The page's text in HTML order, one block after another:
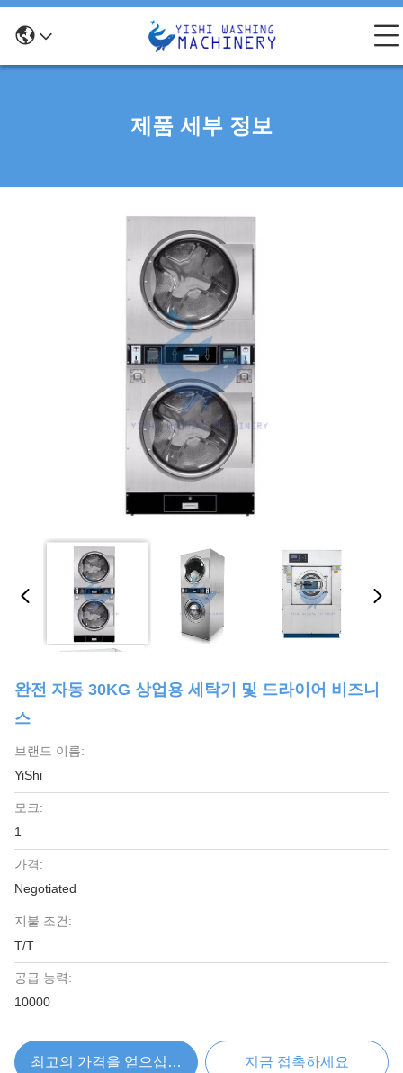
제품 세부 정보
완전 자동 30KG 상업용 세탁기 및 드라이어 비즈니
스
브랜드 이름:
YiShi
모크:
1
가격:
Negotiated
지불 조건:
T/T
공급 능력:
10000
최고의 가격을 얻으십시오 지금 접촉하세요